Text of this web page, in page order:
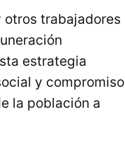
trabajadores
estrategia
y compromiso
la población a